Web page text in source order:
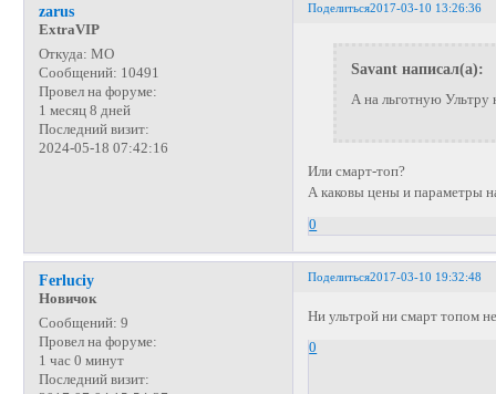
Поделиться2017-03-10 13:26:36
zarus
ExtraVIP
Откуда: МО
Сообщений: 10491
Провел на форуме:
1 месяц 8 дней
Последний визит:
2024-05-18 07:42:16
Savant написал(а):
А на льготную Ультру
Или смарт-топ?
А каковы цены и параметры
0
Поделиться2017-03-10 19:32:48
Ferluciy
Новичок
Сообщений: 9
Провел на форуме:
1 час 0 минут
Последний визит:
Ни ультрой ни смарт топом
0